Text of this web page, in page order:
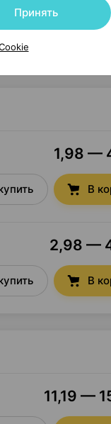
выше 25°С и
1,98 —
В
2,98 —
В
11,19 —
Принять